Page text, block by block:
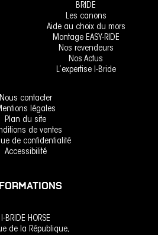
BRIDE
Les canons
Aide au choix du mors
Montage EASY-RIDE
Nos revendeurs
Nos Actus
L’expertise I-Bride
Nous contacter
légales
Plan du site
de ventes
de confidentialité
Accessibilité
I-BRIDE HORSE
de la République,